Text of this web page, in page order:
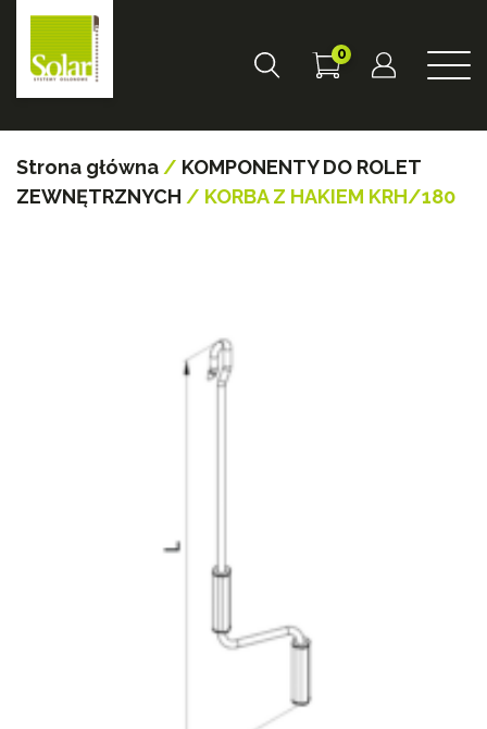
0
Strona główna / KOMPONENTY DO ROLET
ZEWNĘTRZNYCH / KORBA Z HAKIEM KRH/180